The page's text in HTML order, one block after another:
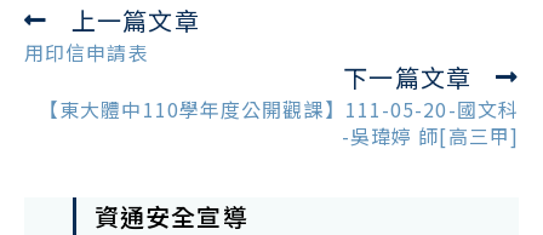
Read
more
上一篇文章
用印信申請表
下一篇文章
【東大體中110學年度公開觀課】111-05-20-國文科
-吳瑋婷 師[高三甲]
資通安全宣導